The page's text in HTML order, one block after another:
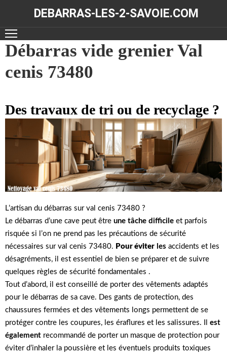
DEBARRAS-LES-2-SAVOIE.COM
ACCUEIL
DÉBARRAS
CONTACT
Débarras vide grenier Val
cenis 73480
Des travaux de tri ou de recyclage ?
L’artisan du débarras sur val cenis 73480 ?
Le débarras d’une cave peut être une tâche difficile et parfois
risquée si l’on ne prend pas les précautions de sécurité
nécessaires sur val cenis 73480. Pour éviter les accidents et les
désagréments, il est essentiel de bien se préparer et de suivre
quelques règles de sécurité fondamentales .
Tout d’abord, il est conseillé de porter des vêtements adaptés
pour le débarras de sa cave. Des gants de protection, des
chaussures fermées et des vêtements longs permettent de se
protéger contre les coupures, les éraflures et les salissures. Il est
également recommandé de porter un masque de protection pour
éviter d’inhaler la poussière et les éventuels produits toxiques